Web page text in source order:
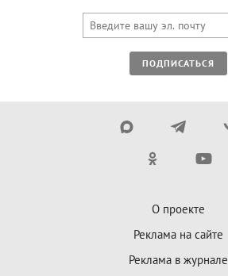
ПОДПИСАТЬСЯ
О проекте
Реклама на сайте
Реклама в журнале